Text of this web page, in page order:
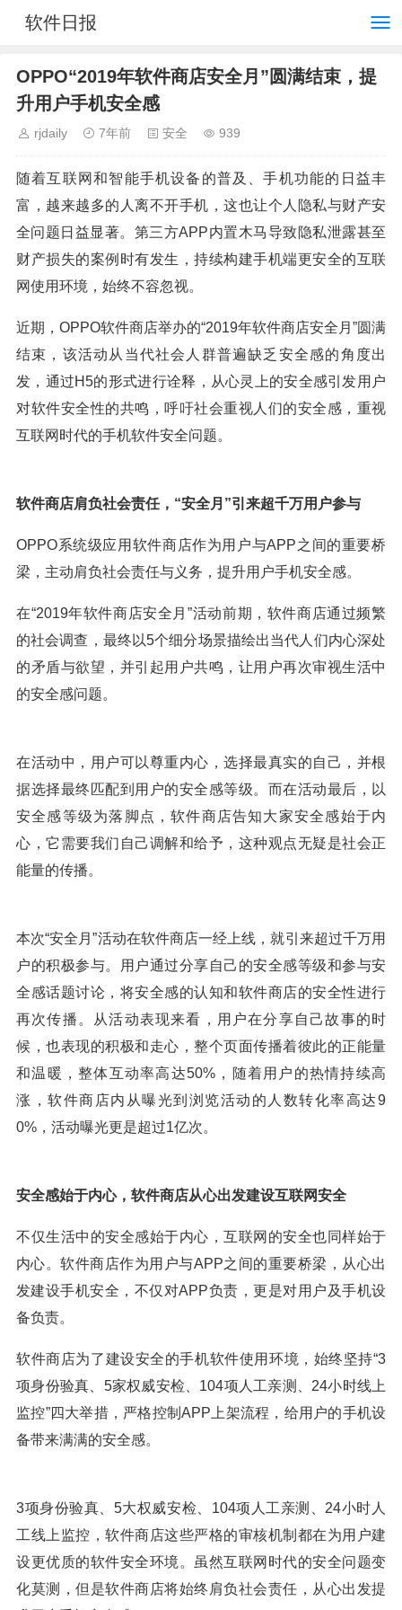
软件日报
OPPO“2019年软件商店安全月”圆满结束，提
升用户手机安全感
rjdaily 7年前 安全 939
随着互联网和智能手机设备的普及、手机功能的日益丰
富，越来越多的人离不开手机，这也让个人隐私与财产安
全问题日益显著。第三方APP内置木马导致隐私泄露甚至
财产损失的案例时有发生，持续构建手机端更安全的互联
网使用环境，始终不容忽视。
近期，OPPO软件商店举办的“2019年软件商店安全月”圆满
结束，该活动从当代社会人群普遍缺乏安全感的角度出
发，通过H5的形式进行诠释，从心灵上的安全感引发用户
对软件安全性的共鸣，呼吁社会重视人们的安全感，重视
互联网时代的手机软件安全问题。
软件商店肩负社会责任，“安全月”引来超千万用户参与
OPPO系统级应用软件商店作为用户与APP之间的重要桥
梁，主动肩负社会责任与义务，提升用户手机安全感。
在“2019年软件商店安全月”活动前期，软件商店通过频繁
的社会调查，最终以5个细分场景描绘出当代人们内心深处
的矛盾与欲望，并引起用户共鸣，让用户再次审视生活中
的安全感问题。
在活动中，用户可以尊重内心，选择最真实的自己，并根
据选择最终匹配到用户的安全感等级。而在活动最后，以
安全感等级为落脚点，软件商店告知大家安全感始于内
心，它需要我们自己调解和给予，这种观点无疑是社会正
能量的传播。
本次“安全月”活动在软件商店一经上线，就引来超过千万用
户的积极参与。用户通过分享自己的安全感等级和参与安
全感话题讨论，将安全感的认知和软件商店的安全性进行
再次传播。从活动表现来看，用户在分享自己故事的时
候，也表现的积极和走心，整个页面传播着彼此的正能量
和温暖，整体互动率高达50%，随着用户的热情持续高
涨，软件商店内从曝光到浏览活动的人数转化率高达9
0%，活动曝光更是超过1亿次。
安全感始于内心，软件商店从心出发建设互联网安全
不仅生活中的安全感始于内心，互联网的安全也同样始于
内心。软件商店作为用户与APP之间的重要桥梁，从心出
发建设手机安全，不仅对APP负责，更是对用户及手机设
备负责。
软件商店为了建设安全的手机软件使用环境，始终坚持“3
项身份验真、5家权威安检、104项人工亲测、24小时线上
监控”四大举措，严格控制APP上架流程，给用户的手机设
备带来满满的安全感。
3项身份验真、5大权威安检、104项人工亲测、24小时人
工线上监控，软件商店这些严格的审核机制都在为用户建
设更优质的软件安全环境。虽然互联网时代的安全问题变
化莫测，但是软件商店将始终肩负社会责任，从心出发提